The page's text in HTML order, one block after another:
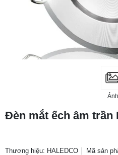
Ảnh
Đèn mắt ếch âm trần
Thương hiệu: HALEDCO Mã sản